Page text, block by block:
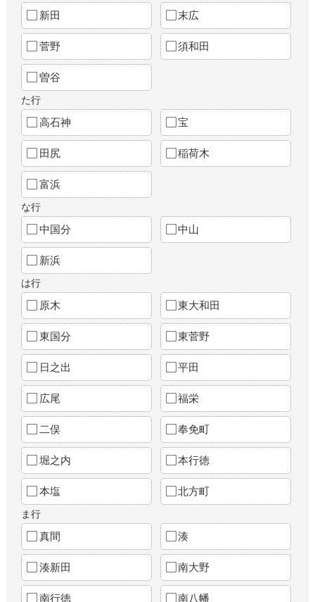
新田 末広
菅野 須和田
曽谷
た行
高石神 宝
田尻 稲荷木
富浜
な行
中国分 中山
新浜
は行
原木 東大和田
東国分 東菅野
日之出 平田
広尾 福栄
二俣 奉免町
堀之内 本行徳
本塩 北方町
ま行
真間 湊
湊新田 南大野
南行徳 南八幡